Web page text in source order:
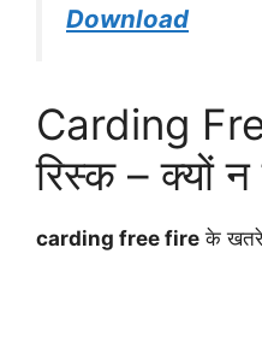
Download
Carding
रिस्क – क्यों
carding free fire के